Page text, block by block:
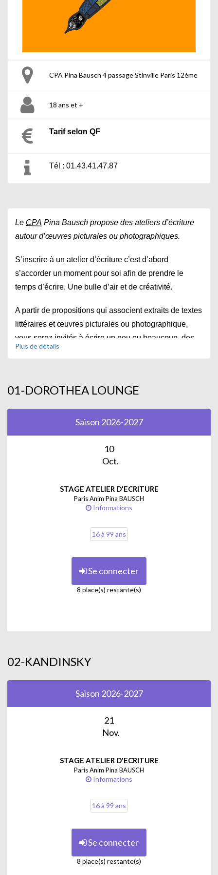
CPA Pina Bausch 4 passage Stinville Paris 12ème
18 ans et +
Tarif selon QF
Tél : 01.43.41.47.87
Le CPA Pina Bausch propose des ateliers d’écriture
autour d’œuvres picturales ou photographiques.
S’inscrire à un atelier d’écriture c’est d’abord
s’accorder un moment pour soi afin de prendre le
temps d’écrire. Une bulle d’air et de créativité.
A partir de propositions qui associent extraits de textes
littéraires et œuvres picturales ou photographique,
vous serez invités à écrire un peu ou beaucoup, des
phrases longues ou courtes : chacun son style, son
mais donnent un ton et une atmosphère particulière à
minute à partir d’un mot pioché, composer un
21 novembre - Kandinsky
16 janvier - Henri Matisse
24 avril - Gabriel Munter
Crédit image : Freepik
Plus de détails
01-DOROTHEA LOUNGE
Saison 2026-2027
10
Oct.
STAGE ATELIER D'ECRITURE
Paris Anim Pina BAUSCH
Informations
16 à 99 ans
Se connecter
8 place(s) restante(s)
02-KANDINSKY
Saison 2026-2027
21
Nov.
STAGE ATELIER D'ECRITURE
Paris Anim Pina BAUSCH
Informations
16 à 99 ans
Se connecter
8 place(s) restante(s)